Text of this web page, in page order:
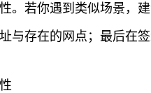
。若你遇到类似场景，
存在的网点；最后在